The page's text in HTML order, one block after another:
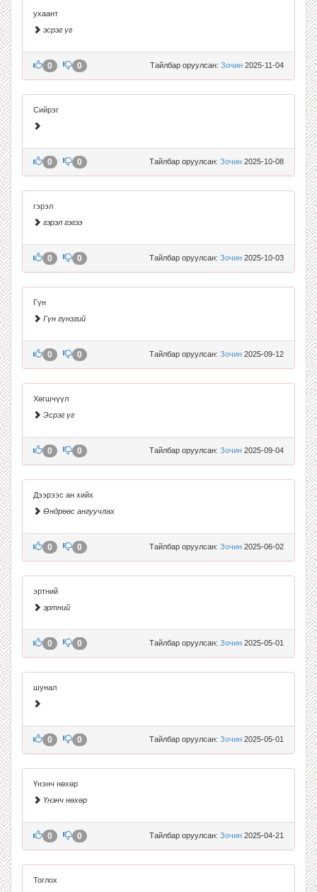
ухаант
эсрэг үг
Тайлбар оруулсан: Зочин 2025-11-04
0 0
Сийрэг
Тайлбар оруулсан: Зочин 2025-10-08
0 0
гэрэл
гэрэл гэгээ
Тайлбар оруулсан: Зочин 2025-10-03
0 0
Гүн
Гүн гүнзгий
Тайлбар оруулсан: Зочин 2025-09-12
0 0
Хөгшчүүл
Эсрэг үг
Тайлбар оруулсан: Зочин 2025-09-04
0 0
Дээрээс ан хийх
Өндрөөс ангуучлах
Тайлбар оруулсан: Зочин 2025-06-02
0 0
эртний
эртний
Тайлбар оруулсан: Зочин 2025-05-01
0 0
шунал
Тайлбар оруулсан: Зочин 2025-05-01
0 0
Үнэнч нөхөр
Үнэнч нөхөр
Тайлбар оруулсан: Зочин 2025-04-21
0 0
Тоглох